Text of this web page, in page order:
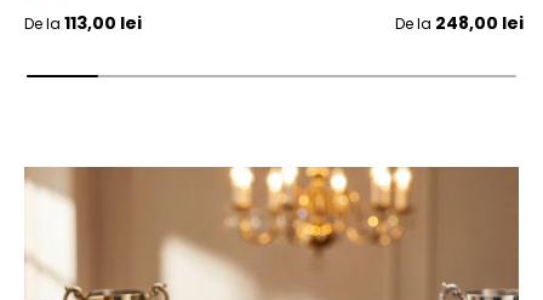
Pret initial
De la 113,00 lei Pret initial
De la 248,00 lei